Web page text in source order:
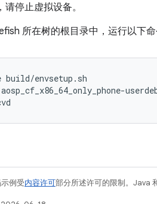
停止虚拟设备。
所在树的根目录中，运行以下命
build/envsetup.sh
例受内容许可部分所述许可的限制。Java